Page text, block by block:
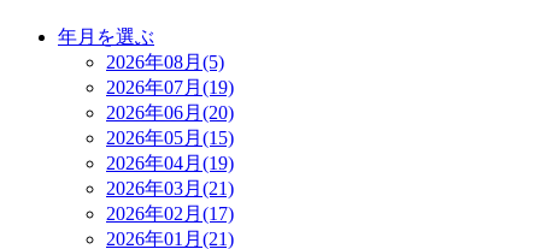
年月を選ぶ
2026年08月(5)
2026年07月(19)
2026年06月(20)
2026年05月(15)
2026年04月(19)
2026年03月(21)
2026年02月(17)
2026年01月(21)